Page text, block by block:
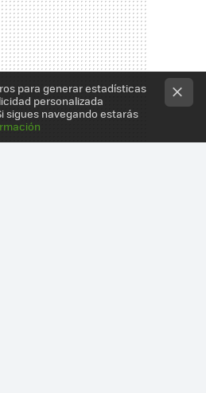
para generar estadísticas
personalizada
sigues navegando estarás